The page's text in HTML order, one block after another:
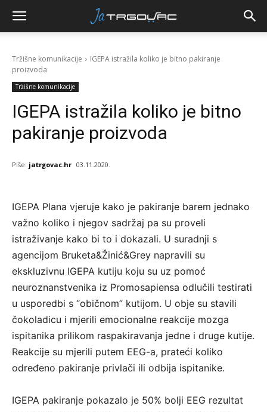
Tržišne komunikacije
IGEPA istražila koliko je bitno pakiranje
proizvoda
Tržišne komunikacije
IGEPA istražila koliko je bitno
pakiranje proizvoda
Piše: jatrgovac.hr 03.11.2020.
IGEPA Plana vjeruje kako je pakiranje barem jednako
važno koliko i njegov sadržaj pa su proveli
istraživanje kako bi to i dokazali. U suradnji s
agencijom Bruketa&Žinić&Grey napravili su
ekskluzivnu IGEPA kutiju koju su uz pomoć
neuroznanstvenika iz Promosapiensa odlučili testirati
u usporedbi s “običnom” kutijom. U obje su stavili
čokoladicu i mjerili emocionalne reakcije mozga
ispitanika prilikom raspakiravanja jedne i druge kutije.
Reakcije su mjerili putem EEG-a, prateći koliko
određeno pakiranje privlači ili odbija ispitanike.
IGEPA pakiranje pokazalo je 50% bolji EEG rezultat